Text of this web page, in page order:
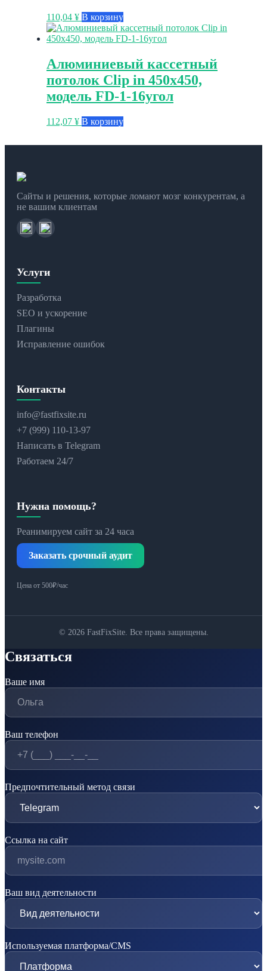
110,04 ¥ В корзину
Алюминиевый кассетный
потолок Clip in 450х450,
модель FD-1-16угол
112,07 ¥ В корзину
Сайты и решения, которые ломают мозг конкурентам, а
не вашим клиентам
Услуги
Разработка
SEO и ускорение
Плагины
Исправление ошибок
Контакты
info@fastfixsite.ru
+7 (999) 110-13-97
Написать в Telegram
Работаем 24/7
Нужна помощь?
Реанимируем сайт за 24 часа
Заказать срочный аудит
Цена от 500₽/час
© 2026 FastFixSite. Все права защищены.
Связаться
Ваше имя
Ваш телефон
Предпочтительный метод связи
Ссылка на сайт
Ваш вид деятельности
Используемая платформа/CMS